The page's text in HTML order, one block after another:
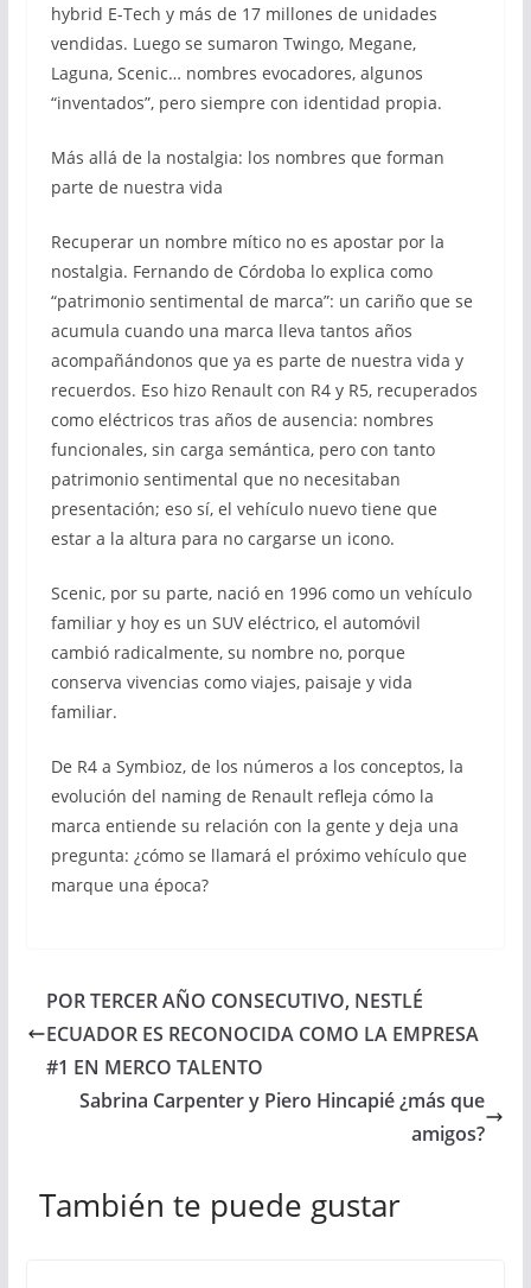
hybrid E-Tech y más de 17 millones de unidades
vendidas. Luego se sumaron Twingo, Megane,
Laguna, Scenic… nombres evocadores, algunos
“inventados”, pero siempre con identidad propia.
Más allá de la nostalgia: los nombres que forman
parte de nuestra vida
Recuperar un nombre mítico no es apostar por la
nostalgia. Fernando de Córdoba lo explica como
“patrimonio sentimental de marca”: un cariño que se
acumula cuando una marca lleva tantos años
acompañándonos que ya es parte de nuestra vida y
recuerdos. Eso hizo Renault con R4 y R5, recuperados
como eléctricos tras años de ausencia: nombres
funcionales, sin carga semántica, pero con tanto
patrimonio sentimental que no necesitaban
presentación; eso sí, el vehículo nuevo tiene que
estar a la altura para no cargarse un icono.
Scenic, por su parte, nació en 1996 como un vehículo
familiar y hoy es un SUV eléctrico, el automóvil
cambió radicalmente, su nombre no, porque
conserva vivencias como viajes, paisaje y vida
familiar.
De R4 a Symbioz, de los números a los conceptos, la
evolución del naming de Renault refleja cómo la
marca entiende su relación con la gente y deja una
pregunta: ¿cómo se llamará el próximo vehículo que
marque una época?
POR TERCER AÑO CONSECUTIVO, NESTLÉ
ECUADOR ES RECONOCIDA COMO LA EMPRESA
#1 EN MERCO TALENTO
Sabrina Carpenter y Piero Hincapié ¿más que
amigos?
También te puede gustar